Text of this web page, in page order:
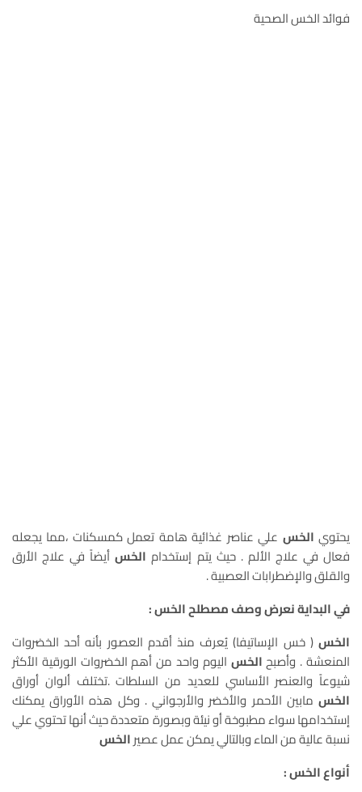
فوائد الخس الصحية
يحتوي الخس علي عناصر غذائية هامة تعمل كمسكنات ،مما يجعله
فعال في علاج الألم . حيث يتم إستخدام الخسأيضاً في علاج الأرق
والقلق والإضطرابات العصبية .
في البداية نعرض وصف مصطلح الخس :
الخس ( خس الإساتيفا) يُعرف منذ أقدم العصور بأنه أحد الخضروات
المنعشة . وأصبحالخس اليوم واحد من أهم الخضروات الورقية الأكثر
شيوعاً والعنصر الأساسي للعديد من السلطات .تختلف ألوان أوراق
الخس مابين الأحمر والأخضر والأرجواني . وكل هذه الأوراق يمكنك
إستخدامها سواء مطبوخة أو نيئة وبصورة متعددة حيث أنها تحتوي علي
نسبة عالية من الماء وبالتالي يمكن عمل عصيرالخس
أنواع الخس :